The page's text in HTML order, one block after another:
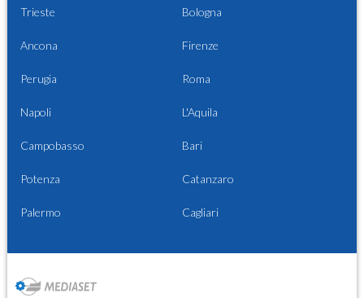
Trieste Bologna
Ancona Firenze
Perugia Roma
Napoli L'Aquila
Campobasso Bari
Potenza Catanzaro
Palermo Cagliari